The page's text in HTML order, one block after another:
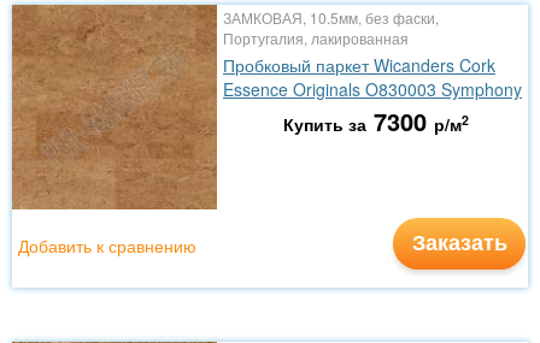
ЗАМКОВАЯ, 10.5мм, без фаски,
Португалия, лакированная
Пробковый паркет Wicanders Cork
Essence Originals O830003 Symphony
Купить за 7300 р/м2
Заказать
Добавить к сравнению